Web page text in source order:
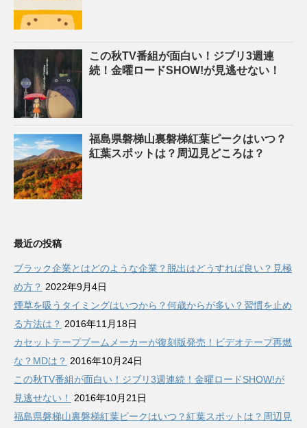
この秋TV番組が面白い！ジブリ3週連
続！金曜ロードSHOW!が見逃せない！
福島県磐梯山裏磐梯紅葉ピークはいつ？
紅葉スポットは？周辺見どころは？
最近の投稿
ブラック企業とはどのような企業？脱出はどうすれば良い？見極
め方？ 2022年9月4日
煙草を吸うタイミングはいつから？何歳からが多い？習慣を止め
る方法は？ 2016年11月18日
カセットテープブームメーカーが復刻版発売！ビデオテープ再燃
な？MDは？ 2016年10月24日
この秋TV番組が面白い！ジブリ3週連続！金曜ロードSHOW!が
見逃せない！
2016年10月21日
福島県磐梯山裏磐梯紅葉ピークはいつ？紅葉スポットは？周辺見